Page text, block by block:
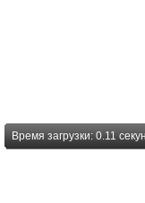
Время загрузки: 0.11